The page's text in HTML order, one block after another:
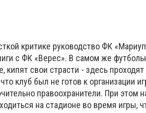
критике руководство ФК
с ФК «Верес». В самом же
кипят свои страсти - здесь
клуб был не готов к организации
правоохранители. При этом
на стадионе во время игры,